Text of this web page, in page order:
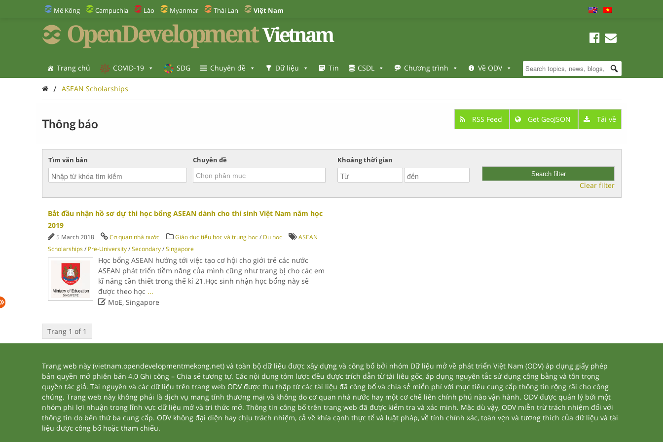
Mê Kông Campuchia Lào Myanmar Thái Lan Việt Nam
OpenDevelopment Vietnam
Trang chủ COVID-19 SDG Chuyên đề Dữ liệu Tin CSDL Chương trình Về ODV
/ ASEAN Scholarships
Thông báo RSS Feed Get GeoJSON Tải về
Tìm văn bản Chuyên đề Khoảng thời gian
Clear filter
Bắt đầu nhận hồ sơ dự thi học bổng ASEAN dành cho thí sinh Việt Nam năm học
2019
5 March 2018 Cơ quan nhà nước Giáo dục tiểu học và trung học/ Du học
ASEAN
Scholarships/ Pre-University/Secondary/Singapore
Học bổng ASEAN hướng tới việc tạo cơ hội cho giới trẻ các nước
ASEAN phát triển tiềm năng của mình cũng như trang bị cho các em
kĩ năng cần thiết trong thế kỉ 21.Học sinh nhận học bổng này sẽ
được theo học ...
MoE, Singapore
Trang 1 of 1
Trang web này (vietnam.opendevelopmentmekong.net) và toàn bộ dữ liệu được xây dựng và công bố bởi nhóm Dữ liệu mở về phát triển Việt Nam (ODV) áp dụng giấy phép
bản quyền mở phiên bản 4.0 Ghi công – Chia sẻ tương tự. Các nội dung tóm lược đều được trích dẫn từ tài liêu gốc, áp dụng nguyên tắc sử dụng công bằng và tôn trọng
quyền tác giả. Tài nguyên và các dữ liệu trên trang web ODV được thu thập từ các tài liệu đã công bố và chia sẻ miễn phí với mục tiêu cung cấp thông tin rộng rãi cho công
chúng. Trang web này không phải là dịch vụ mang tính thương mại và không do cơ quan nhà nước hay một cơ chế liên chính phủ nào vận hành. ODV được quản lý bởi một
nhóm phi lợi nhuận trong lĩnh vực dữ liệu mở và tri thức mở. Thông tin công bố trên trang web đã được kiểm tra và xác minh. Mặc dù vậy, ODV miễn trừ trách nhiệm đối với
thông tin do bên thứ ba cung cấp. ODV không đại diện hay chịu trách nhiệm, cả về khía cạnh thực tế và luật pháp, về tính chính xác, toàn vẹn và tương thích của dữ liệu và tài
liệu được công bố hoặc tham chiếu.